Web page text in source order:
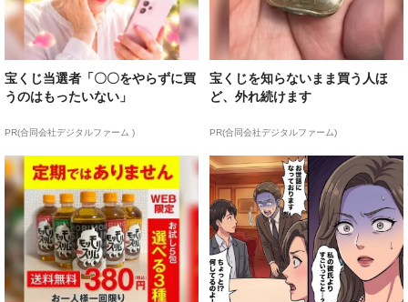
宝くじ当選者「〇〇をやらずに買
うのはもったいない」
PR(合同会社デジタルファーム )
宝くじを知らないまま買う人ほ
ど、外れ続けます
PR(合同会社デジタルファーム)